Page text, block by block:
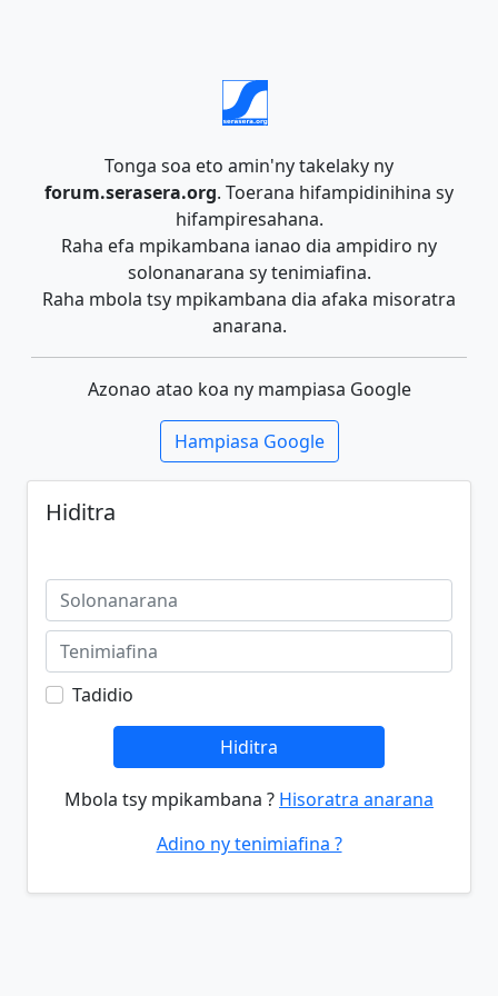
Tonga soa eto amin'ny takelaky ny
forum.serasera.org. Toerana hifampidinihina sy
hifampiresahana.
Raha efa mpikambana ianao dia ampidiro ny
solonanarana sy tenimiafina.
Raha mbola tsy mpikambana dia afaka misoratra
anarana.
Azonao atao koa ny mampiasa Google
Hampiasa Google
Hiditra
Tadidio
Hiditra
Mbola tsy mpikambana ? Hisoratra anarana
Adino ny tenimiafina ?